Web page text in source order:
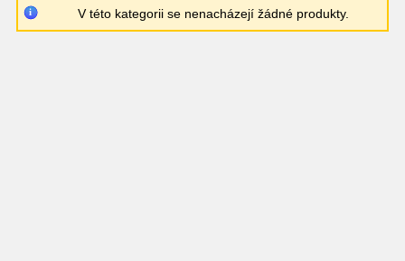
V této kategorii se nenacházejí žádné produkty.